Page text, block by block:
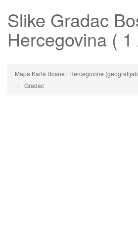
Slike Gradac
Hercegovina ( 1
Mapa Karta Bosne i Hercegovine
Gradac